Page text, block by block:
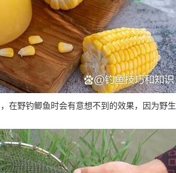
在野钓鲫鱼时会有意想不到的效果，因为野生